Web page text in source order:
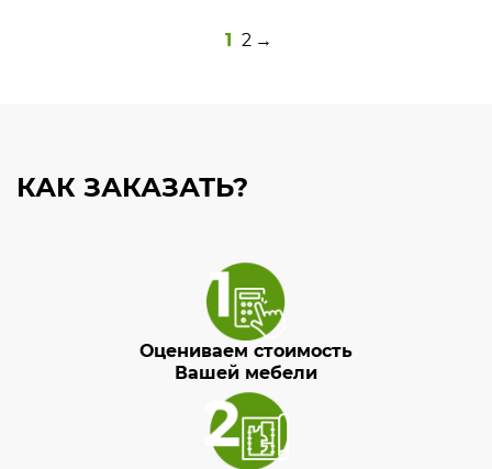
1 2 →
КАК ЗАКАЗАТЬ?
Оцениваем стоимость
Вашей мебели